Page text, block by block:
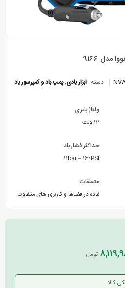
9166
دسته : ابزار بادی,پمپ باد و کمپرسور باد
ولتاژ باتری
12 ولت
حداکثر فشار باد
11bar – 160PSI
متعلقات
برای استفاده در فضاها و کاربری های متفاوت
تومان
کالا